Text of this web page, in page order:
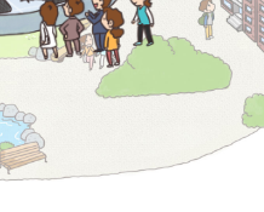
50
주년 광장